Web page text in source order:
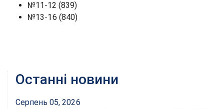
№11-12 (839)
№13-16 (840)
Останні новини
Серпень 05, 2026